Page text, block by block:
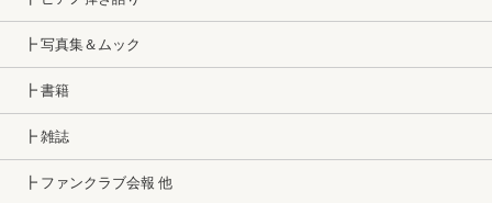
┣ 写真集＆ムック
┣ 書籍
┣ 雑誌
┣ ファンクラブ会報 他